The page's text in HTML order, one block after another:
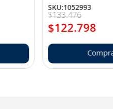
SKU:1052993
$133.476
$122.798